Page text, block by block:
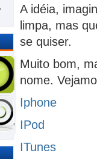
A idéia,
limpa, mas
se quiser.
Muito bom,
nome.
Iphone
IPod
ITunes